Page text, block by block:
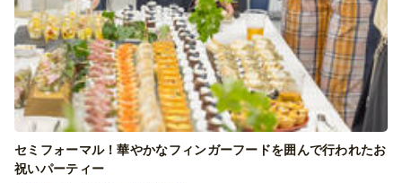
セミフォーマル！華やかなフィンガーフードを囲んで行われたお
祝いパーティー